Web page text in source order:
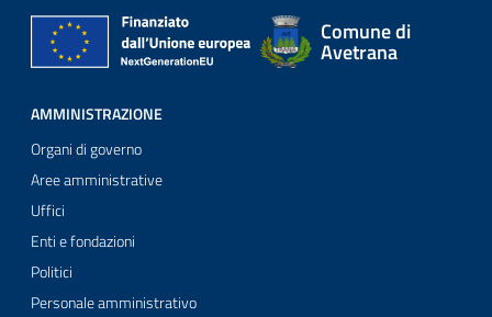
Comune di
Avetrana
AMMINISTRAZIONE
Organi di governo
Aree amministrative
Uffici
Enti e fondazioni
Politici
Personale amministrativo